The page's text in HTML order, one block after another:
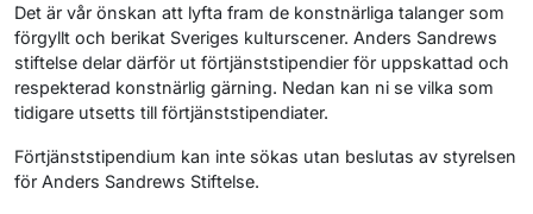
Det är vår önskan att lyfta fram de konstnärliga talanger som
förgyllt och berikat Sveriges kulturscener. Anders Sandrews
stiftelse delar därför ut förtjänststipendier för uppskattad och
respekterad konstnärlig gärning. Nedan kan ni se vilka som
tidigare utsetts till förtjänststipendiater.
Förtjänststipendium kan inte sökas utan beslutas av styrelsen
för Anders Sandrews Stiftelse.